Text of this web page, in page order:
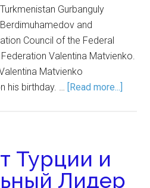
Turkmenistan Gurbanguly
Berdimuhamedov and
Council of the Federal
Valentina Matvienko.
Matvienko
his birthday. … [Read more...]
Турции и
Лидер